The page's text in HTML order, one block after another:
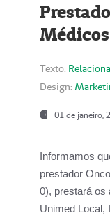
Texto:
Design:
01 de janeiro,
Informamos
prestador
0), prestará os
Unimed Local,